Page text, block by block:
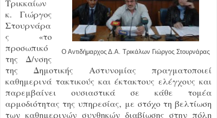
Ο Αντιδήμαρχος Δ.Α. Τρικάλων Γιώργος Στουρνάρας
Τρικκαίων
κ. Γιώργος
Στουρνάρα
ς «το
προσωπικό
της Δ/νσης
της Δημοτικής Αστυνομίας πραγματοποιεί
καθημερινά τακτικούς και έκτακτους ελέγχους και
παρεμβαίνει ουσιαστικά σε κάθε τομέα
αρμοδιότητας της υπηρεσίας, με στόχο τη βελτίωση
των καθημερινών συνθηκών διαβίωσης στην πόλη